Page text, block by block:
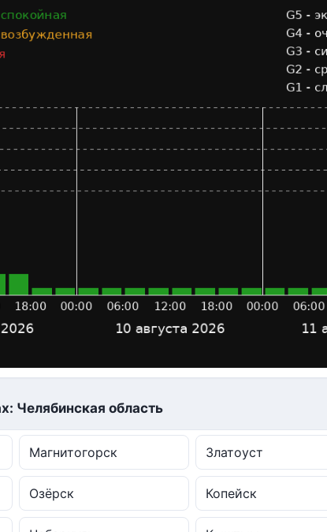
Челябинская область
Магнитогорск Златоуст
Озёрск Копейск